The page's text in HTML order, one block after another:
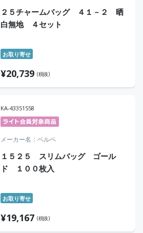
２５チャームバッグ ４１－２ 晒
白無地 ４セット
お取り寄せ
¥20,739 (税抜)
KA-43351558
メーカー名 ベルベ
１５２５ スリムバッグ ゴール
ド １００枚入
お取り寄せ
¥19,167 (税抜)